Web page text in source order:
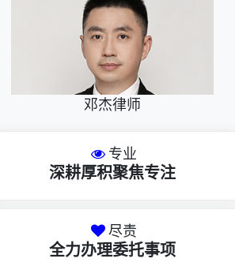
邓杰律师
专业
深耕厚积聚焦专注
尽责
全力办理委托事项